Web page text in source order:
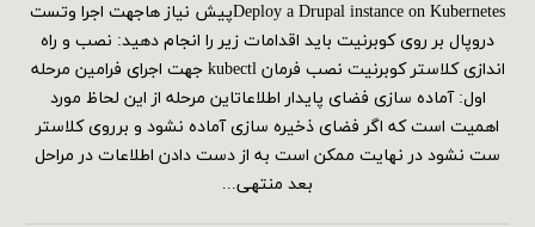
Deploy a Drupal instance on Kubernetesپیش نیاز هاجهت اجرا وتست
دروپال بر روی کوبرنیت باید اقدامات زیر را انجام دهید: نصب و راه
اندازی کلاستر کوبرنیت نصب فرمان kubectl جهت اجرای فرامین مرحله
اول: آماده سازی فضای پایدار اطلاعاتاین مرحله از این لحاظ مورد
اهمیت است که اگر فضای ذخیره سازی آماده نشود و برروی کلاستر
ست نشود در نهایت ممکن است به از دست دادن اطلاعات در مراحل
بعد منتهی...